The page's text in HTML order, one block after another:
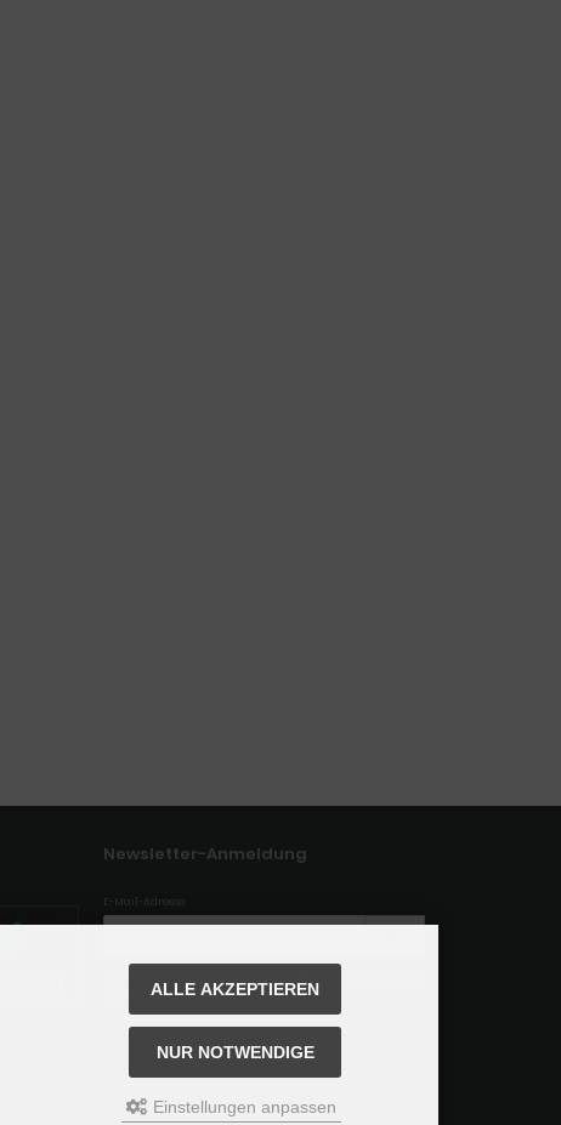
Newsletter-Anmeldung
E-Mail-Adresse:
konto abbestellt werden.
ALLE AKZEPTIEREN
NUR NOTWENDIGE
Einstellungen anpassen